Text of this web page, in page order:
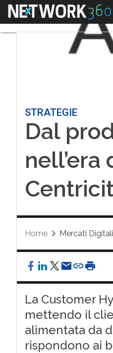
Menu
STRATEGIE
Dal
Home Mercati Digitali
La Customer
mettendo il
alimentata da
rispondono ai